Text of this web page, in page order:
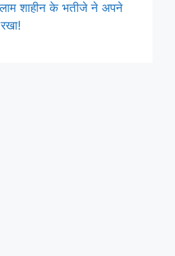
शाहीन के भतीजे ने अपने